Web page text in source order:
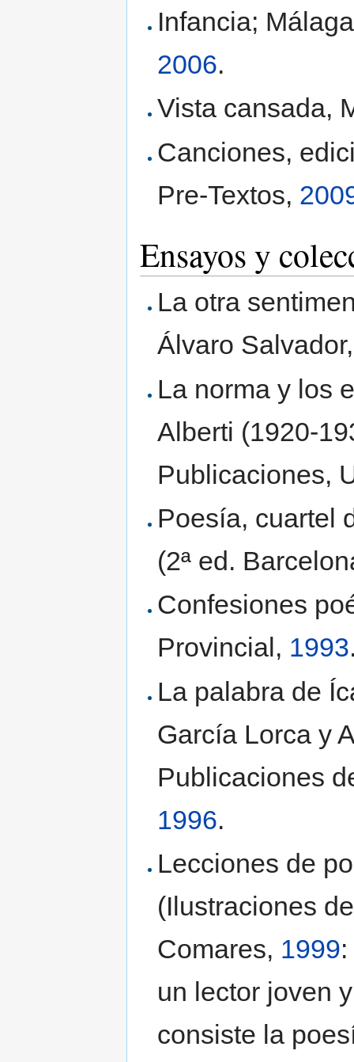
Infancia;
2006.
Vista cansada,
Canciones,
Pre-Textos,
Ensayos y
La otra
Álvaro
La norma y los
Alberti (1920-
Publicaciones,
Poesía, cuartel
(2ª ed.
Confesiones
Provincial, 1993
La palabra de
García Lorca y
Publicaciones
1996.
Lecciones de
(Ilustraciones
Comares, 1999
un lector joven
consiste la